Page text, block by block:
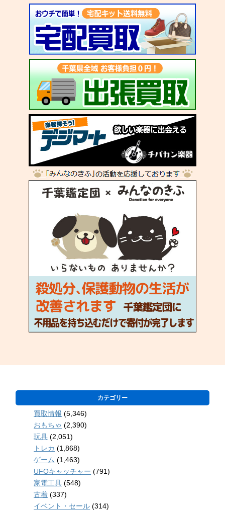
カテゴリー
買取情報 (5,346)
おもちゃ (2,390)
玩具 (2,051)
トレカ (1,868)
ゲーム (1,463)
UFOキャッチャー (791)
家電工具 (548)
古着 (337)
イベント・セール (314)